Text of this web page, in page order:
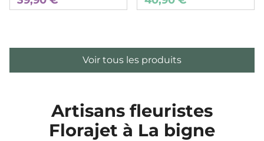
Voir tous les produits
Artisans fleuristes
Florajet à La bigne